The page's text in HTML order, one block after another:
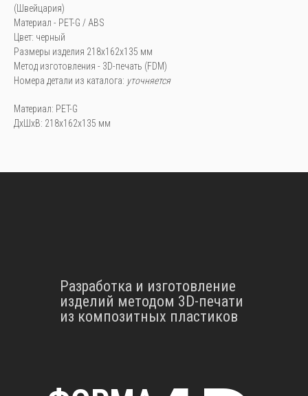
(Швейцария)
Материал - PET-G / ABS
Цвет: черный
Размеры изделия 218х162х135 мм
Метод изготовления - 3D-печать (FDM)
Номера детали из каталога: уточняется
Материал: PET-G
ДxШxВ: 218x162x135 мм
Разработка и изготовление
изделий методом 3D-печати
из композитных пластиков